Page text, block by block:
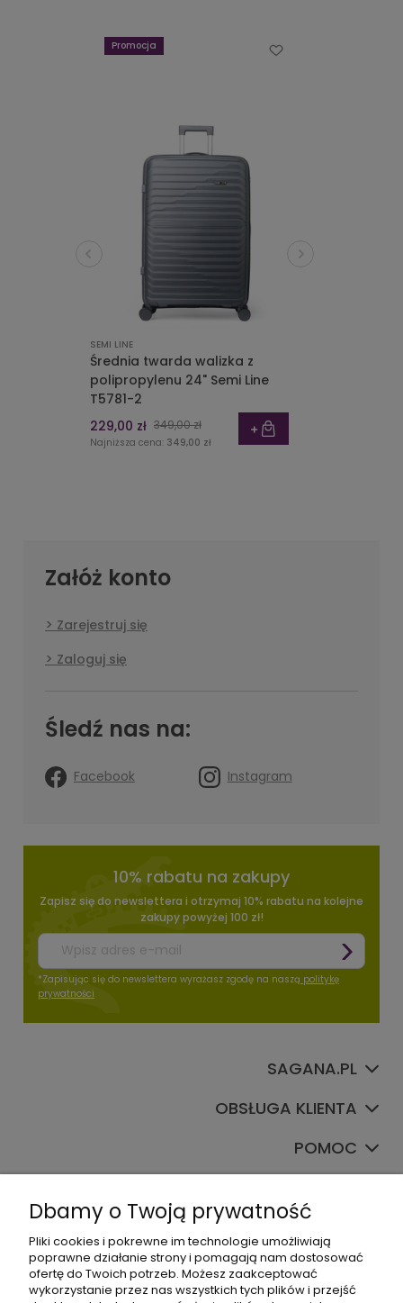
SEMI LINE
Średnia twarda walizka z
polipropylenu 24" Semi Line
T5781-2
229,00 zł 349,00 zł
Najniższa cena: 349,00 zł
Promocja
Załóż konto
Zarejestruj się
Zaloguj się
Śledź nas na:
Facebook Instagram
10% rabatu na zakupy
Zapisz się do newslettera i otrzymaj 10% rabatu na kolejne
zakupy powyżej 100 zł!
*Zapisując się do newslettera wyrażasz zgodę na naszą politykę
prywatności
SAGANA.PL
OBSŁUGA KLIENTA
POMOC
Dbamy o Twoją prywatność
Pliki cookies i pokrewne im technologie umożliwiają
poprawne działanie strony i pomagają nam dostosować
ofertę do Twoich potrzeb. Możesz zaakceptować
wykorzystanie przez nas wszystkich tych plików i przejść